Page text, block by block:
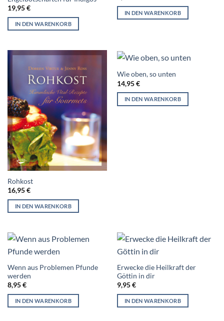
19,95€
IN DEN WARENKORB
IN DEN WARENKORB
Rohkost
16,95€
IN DEN WARENKORB
Wie oben, so unten
14,95€
IN DEN WARENKORB
Wenn aus Problemen Pfunde
werden
8,95€
IN DEN WARENKORB
Erwecke die Heilkraft der
Göttin in dir
9,95€
IN DEN WARENKORB